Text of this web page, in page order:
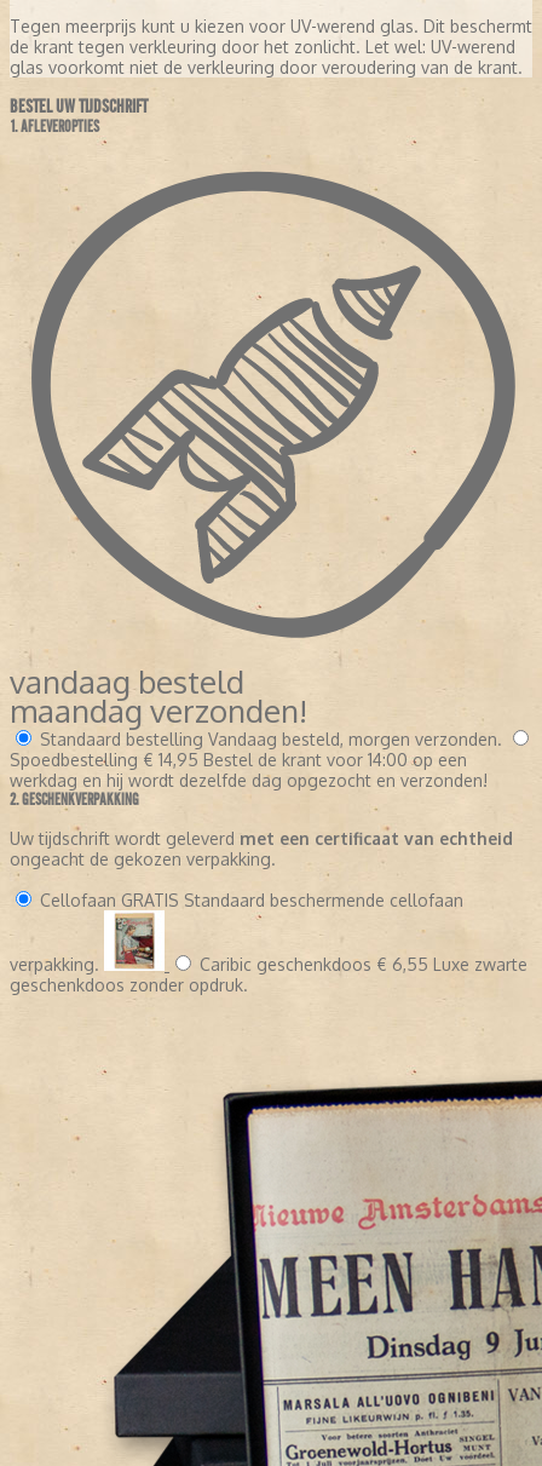
Tegen meerprijs kunt u kiezen voor UV-werend glas. Dit beschermt
de krant tegen verkleuring door het zonlicht. Let wel: UV-werend
glas voorkomt niet de verkleuring door veroudering van de krant.
BESTEL UW TIJDSCHRIFT
1. AFLEVEROPTIES
vandaag besteld
maandag verzonden!
Standaard bestelling Vandaag besteld, morgen verzonden.
Spoedbestelling € 14,95 Bestel de krant voor 14:00 op een
werkdag en hij wordt dezelfde dag opgezocht en verzonden!
2. GESCHENKVERPAKKING
Uw tijdschrift wordt geleverd met een certificaat van echtheid
ongeacht de gekozen verpakking.
Cellofaan GRATIS Standaard beschermende cellofaan
verpakking. Caribic geschenkdoos € 6,55 Luxe zwarte
geschenkdoos zonder opdruk.